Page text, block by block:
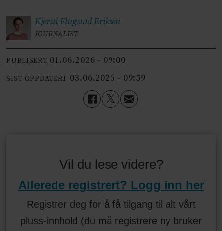
Kjersti FlugstadEriksen
JOURNALIST
PUBLISERT 01.06.2026 - 09:00
SIST OPPDATERT 03.06.2026 - 09:59
Vil du lese videre?
Allerede registrert? Logg inn her
Registrer deg for å få tilgang til alt vårt
pluss-innhold (du må registrere ny bruker